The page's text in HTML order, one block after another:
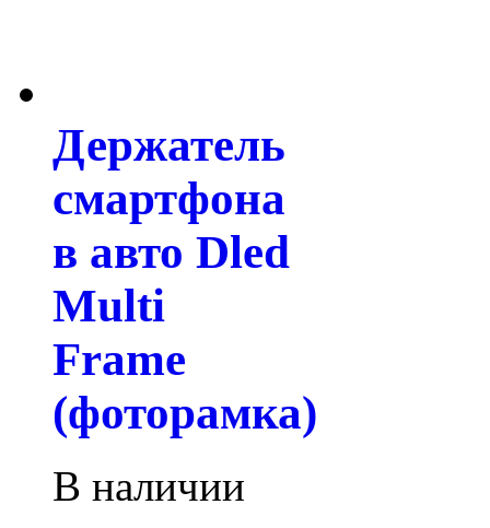
Держатель
смартфона
в авто Dled
Multi
Frame
(фоторамка)
В наличии